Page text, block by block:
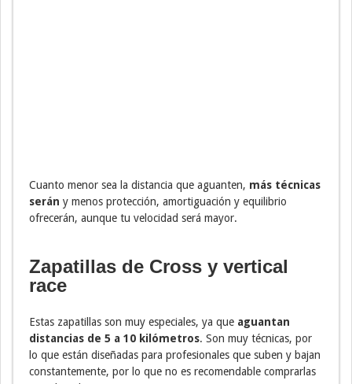
Cuanto menor sea la distancia que aguanten, más técnicas
serán y menos protección, amortiguación y equilibrio
ofrecerán, aunque tu velocidad será mayor.
Zapatillas de Cross y vertical
race
Estas zapatillas son muy especiales, ya que aguantan
distancias de 5 a 10 kilómetros. Son muy técnicas, por
lo que están diseñadas para profesionales que suben y bajan
constantemente, por lo que no es recomendable comprarlas